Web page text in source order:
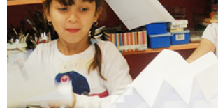
VIDEOGESTÜTZTE
DOKUMENTATION
Unsere pädagogische Arbeit begleiten wir